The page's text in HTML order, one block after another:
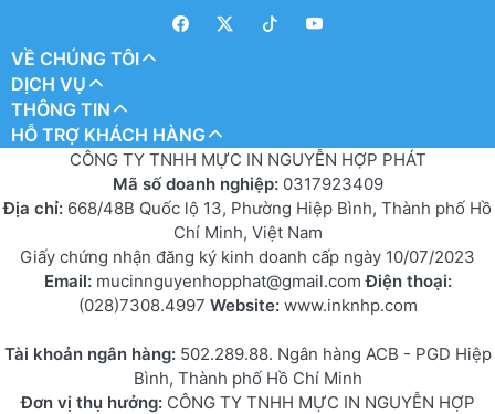
VỀ CHÚNG TÔI
DỊCH VỤ
THÔNG TIN
HỖ TRỢ KHÁCH HÀNG
CÔNG TY TNHH MỰC IN NGUYỄN HỢP PHÁT
Mã số doanh nghiệp: 0317923409
Địa chỉ: 668/48B Quốc lộ 13, Phường Hiệp Bình, Thành phố Hồ
Chí Minh, Việt Nam
Giấy chứng nhận đăng ký kinh doanh cấp ngày 10/07/2023
Email: mucinnguyenhopphat@gmail.comĐiện thoại:
(028)7308.4997 Website: www.inknhp.com
Tài khoản ngân hàng: 502.289.88. Ngân hàng ACB - PGD Hiệp
Bình, Thành phố Hồ Chí Minh
Đơn vị thụ hưởng:CÔNG TY TNHH MỰC IN NGUYỄN HỢP